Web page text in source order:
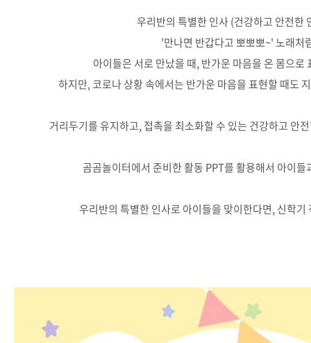
우리반의 특별한 인사 (건강하고 안전한
'만나면 반갑다고 뽀뽀뽀~' 노래처
아이들은 서로 만났을 때, 반가운 마음을 온 몸으로
하지만, 코로나 상황 속에서는 반가운 마음을 표현할 때도
거리두기를 유지하고, 접촉을 최소화할 수 있는 건강하고 안
곰곰놀이터에서 준비한 활동 PPT를 활용해서 아이들
우리반의 특별한 인사로 아이들을 맞이한다면, 신학